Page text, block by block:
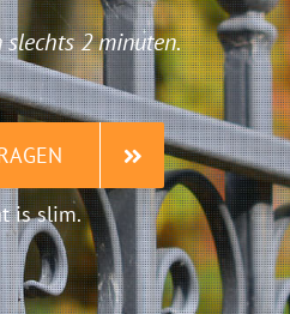
2 minuten.
is slim.